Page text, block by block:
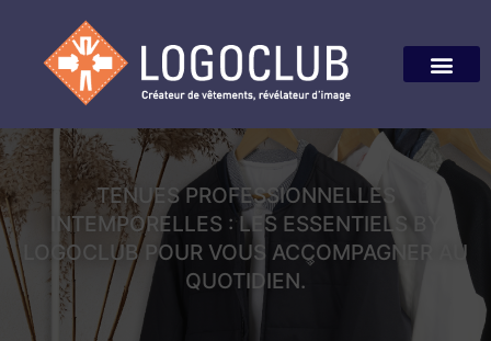
TENUES PROFESSIONNELLES
INTEMPORELLES : LES ESSENTIELS BY
LOGOCLUB POUR VOUS ACCOMPAGNER AU
QUOTIDIEN.